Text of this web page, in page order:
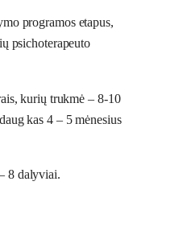
programos etapus,
psichoterapeuto
kurių trukmė – 8-10
kas 4 – 5 mėnesius
8 dalyviai.